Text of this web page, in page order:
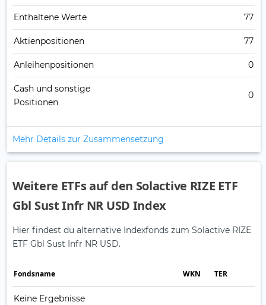
Enthaltene Werte 77
Aktienpositionen 77
Anleihenpositionen 0
Cash und sonstige
Positionen
0
Mehr Details zur Zusammensetzung
Weitere ETFs auf den Solactive RIZE ETF
Gbl Sust Infr NR USD Index
Hier findest du alternative Indexfonds zum Solactive RIZE
ETF Gbl Sust Infr NR USD.
Fonds­name WKN TER
Keine Ergebnisse